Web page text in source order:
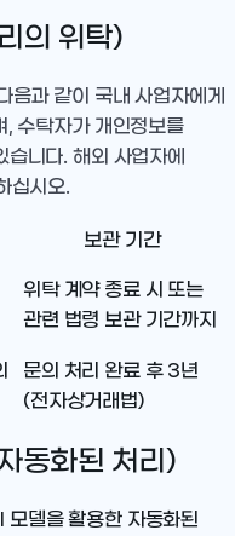
의 위탁)
음과 같이 국내 사업자에게
, 수탁자가 개인정보를
니다. 해외 사업자에
십시오.
보관 기간
위탁 계약 종료 시 또는
관련 법령 보관 기간까지
문의 처리 완료 후 3년
(전자상거래법)
동화된 처리)
모델을 활용한 자동화된